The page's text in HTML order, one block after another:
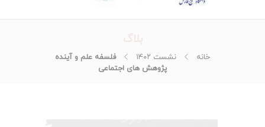
خانه نشست ۱۴۰۲
فلسفه علم و آینده
پژوهش های اجتماعی